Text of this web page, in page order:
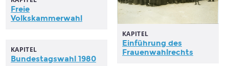
KAPITEL
Einführung des
Frauenwahlrechts
Freie
Volkskammerwahl
KAPITEL
Bundestagswahl 1980